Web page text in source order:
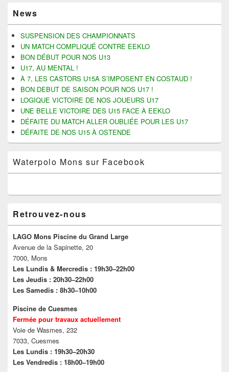
o
r
p
a
r
t
a
g
e
r
s
u
r
F
a
c
e
b
o
(
o
u
e
n
s
u
n
e
n
o
u
v
e
l
e
e
n
ê
r
e
)
r
p
a
r
t
a
g
e
r
s
u
r
T
w
i
t
t
e
o
u
v
d
s
u
n
e
n
o
u
e
l
l
e
f
n
ê
t
e
r
e
n
v
o
y
r
u
n
l
e
n
p
a
r
e
a
l
n
i
(
o
u
v
r
a
n
s
u
n
u
e
f
e
r
i
m
p
r
i
e
r
(
o
u
v
r
e
d
a
n
n
e
n
v
f
e
n
e
)
principale
de
widget
pour
barre
latérale
News
SUSPENSION DES CHAMPIONNATS
UN MATCH COMPLIQUÉ CONTRE EEKLO
BON DÉBUT POUR NOS U13
U17, AU MENTAL !
À 7, LES CASTORS U15A S’IMPOSENT EN COSTAUD !
BON DEBUT DE SAISON POUR NOS U17 !
LOGIQUE VICTOIRE DE NOS JOUEURS U17
UNE BELLE VICTOIRE DES U15 FACE À EEKLO
DÉFAITE DU MATCH ALLER OUBLIÉE POUR LES U17
DÉFAITE DE NOS U15 À OSTENDE
Waterpolo Mons sur Facebook
Retrouvez-nous
LAGO Mons Piscine du Grand Large
Avenue de la Sapinette, 20
7000, Mons
Les Lundis & Mercredis : 19h30–22h00
Les Jeudis : 20h30–22h00
Les Samedis : 8h30–10h00
Piscine de Cuesmes
Fermée pour travaux actuellement
Voie de Wasmes, 232
7033, Cuesmes
Les Lundis : 19h30–20h30
Les Vendredis : 18h00–19h00